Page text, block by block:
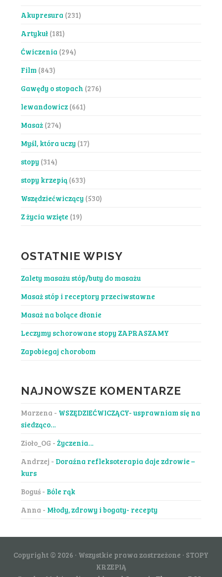
Akupresura (231)
Artykuł(181)
Ćwiczenia (294)
Film (843)
Gawędy o stopach (276)
lewandowicz(661)
Masaż(274)
Myśl, która uczy (17)
stopy (314)
stopy krzepią(633)
Wszędziećwiczący (530)
Z życia wzięte (19)
OSTATNIE WPISY
Zalety masażu stóp/buty do masażu
Masaż stóp i receptory przeciwstawne
Masaż na bolące dłonie
Leczymy schorowane stopy ZAPRASZAMY
Zapobiegaj chorobom
NAJNOWSZE KOMENTARZE
Marzena - WSZĘDZIEĆWICZĄCY- usprawniam się na
siedząco…
Zioło_OG - Życzenia…
Andrzej - Doraźna refleksoterapia daje zdrowie –
kurs
Boguś- Bóle rąk
Anna - Młody, zdrowy i bogaty- recepty
Copyright © 2026 · Wszystkie prawa zastrzeżone · STOPY
KRZEPIĄ